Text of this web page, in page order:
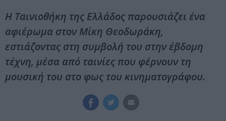
Η Ταινιοθήκη της Ελλάδος παρουσιάζει ένα
αφιέρωμα στον Μίκη Θεοδωράκη,
εστιάζοντας στη συμβολή του στην έβδομη
τέχνη, μέσα από ταινίες που φέρνουν τη
μουσική του στο φως του κινηματογράφου.